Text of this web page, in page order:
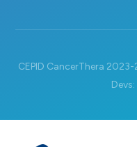
CEPID CancerThera
Devs: